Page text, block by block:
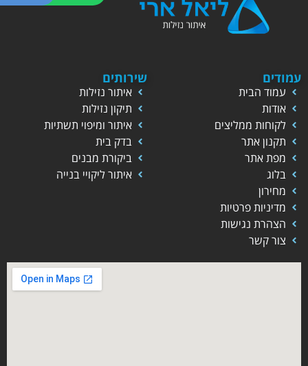
עמודים
עמוד הבית
אודות
לקוחות ממליצים
תקנון אתר
מפת אתר
בלוג
מחירון
מדיניות פרטיות
הצהרת נגישות
צור קשר
שירותים
איתור נזילות
תיקון נזילות
איתור ומיפוי תשתיות
בדק בית
ביקורת מבנים
איתור ליקויי בנייה